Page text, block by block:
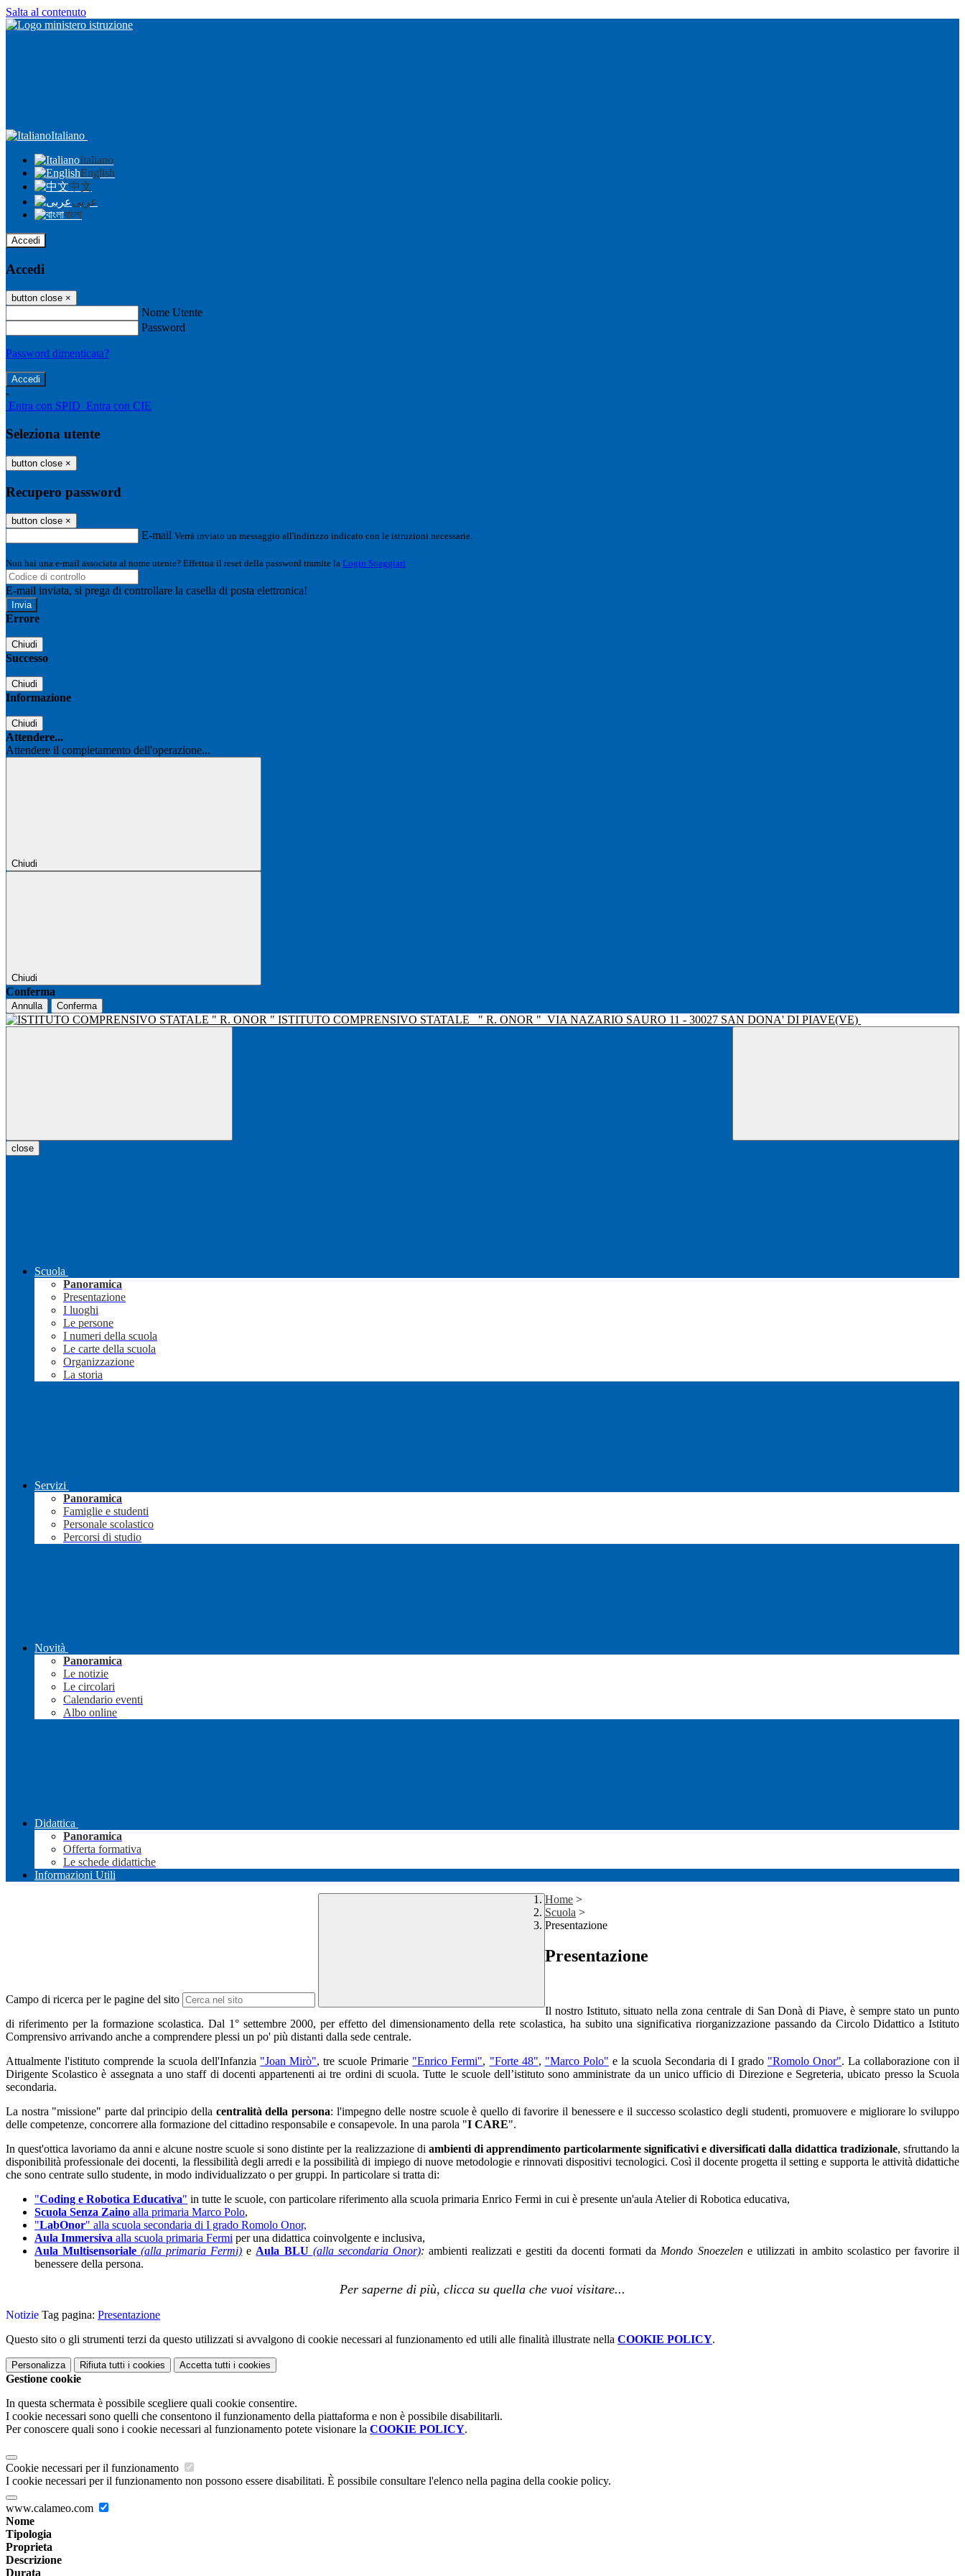
Salta al contenuto
Italiano
Italiano
English
中文
عربى
বাংলা
Accedi
Accedi
button close ×
Nome Utente
Password
Password dimenticata?
-
Entra con SPID Entra con CIE
Seleziona utente
button close ×
Recupero password
button close ×
E-mail Verrà inviato un messaggio all'indirizzo indicato con le istruzioni necessarie.
Non hai una e-mail associata al nome utente? Effettua il reset della password tramite la Login Spaggiari
E-mail inviata, si prega di controllare la casella di posta elettronica!
Errore
Chiudi
Successo
Chiudi
Informazione
Chiudi
Attendere...
Attendere il completamento dell'operazione...
Chiudi
Chiudi
Conferma
Annulla Conferma
ISTITUTO COMPRENSIVO STATALE " R. ONOR " VIA NAZARIO SAURO 11 - 30027 SAN DONA' DI PIAVE(VE)
close
Scuola
Panoramica
Presentazione
I luoghi
Le persone
I numeri della scuola
Le carte della scuola
Organizzazione
La storia
Servizi
Panoramica
Famiglie e studenti
Personale scolastico
Percorsi di studio
Novità
Panoramica
Le notizie
Le circolari
Calendario eventi
Albo online
Didattica
Panoramica
Offerta formativa
Le schede didattiche
Informazioni Utili
Campo di ricerca per le pagine del sito
Home >
Scuola >
Presentazione
Presentazione
Il nostro Istituto, situato nella zona centrale di San Donà di Piave, è sempre stato un punto
di riferimento per la formazione scolastica. Dal 1° settembre 2000,per effetto del dimensionamento della rete scolastica, ha subito una significativa riorganizzazione passando da Circolo Didattico aIstituto
Comprensivo arrivando anche a comprendere plessi un po' più distanti dalla sede centrale.
Attualmente l'istituto comprende la scuola dell'Infanzia "Joan Mirò", tre scuole Primarie "Enrico Fermi", "Forte 48", "Marco Polo" e la scuola Secondaria di I grado "Romolo Onor". La collaborazione con il
Dirigente Scolastico è assegnata a uno staff di docenti appartenenti ai tre ordini di scuola.Tutte le scuole dell’istituto sono amministrate da un unico ufficio di Direzione e Segreteria, ubicato presso la Scuola
secondaria.
La nostra "missione" parte dal principio della centralità della persona: l'impegno delle nostre scuole è quello di favorire il benessere e il successo scolastico degli studenti,promuovere e migliorare lo sviluppo
delle competenze, concorrere alla formazione del cittadino responsabile e consapevole. In una parola "I CARE".
In quest'ottica lavoriamo da anni e alcune nostre scuole si sono distinte per la realizzazione di ambienti di apprendimento particolarmente significativi e diversificati dalla didattica tradizionale, sfruttando la
disponibilità professionale dei docenti, la flessibilità degli arredi e la possibilità di impiego di nuove metodologie e rinnovati dispositivi tecnologici. Così il docente progetta il setting e supporta le attività didattiche
che sono centrate sullo studente, in modo individualizzato o per gruppi. In particolare si tratta di:
"Coding e Robotica Educativa" in tutte le scuole, con particolare riferimento alla scuola primaria Enrico Fermi in cui è presente un'aula Atelier di Robotica educativa,
Scuola Senza Zaino alla primaria Marco Polo,
"LabOnor" alla scuola secondaria di I grado Romolo Onor,
Aula Immersiva alla scuola primaria Fermi per una didattica coinvolgente e inclusiva,
Aula Multisensoriale(alla primaria Fermi) e Aula BLU (alla secondaria Onor): ambienti realizzati e gestiti da docenti formati da Mondo Snoezelene utilizzati in ambito scolastico per favorire il
benessere della persona.
Per saperne di più, clicca su quella che vuoi visitare...
Notizie Tag pagina: Presentazione
Questo sito o gli strumenti terzi da questo utilizzati si avvalgono di cookie necessari al funzionamento ed utili alle finalità illustrate nella COOKIE POLICY.
Personalizza Rifiuta tutti i cookies Accetta tutti i cookies
Gestione cookie
In questa schermata è possibile scegliere quali cookie consentire.
I cookie necessari sono quelli che consentono il funzionamento della piattaforma e non è possibile disabilitarli.
Per conoscere quali sono i cookie necessari al funzionamento potete visionare la COOKIE POLICY.
Cookie necessari per il funzionamento
I cookie necessari per il funzionamento non possono essere disabilitati. È possibile consultare l'elenco nella pagina della cookie policy.
www.calameo.com
Nome
Tipologia
Proprieta
Descrizione
Durata